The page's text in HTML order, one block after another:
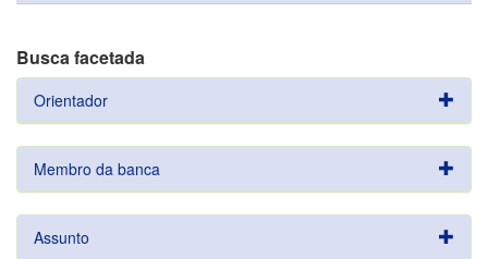
Busca facetada
Orientador
Membro da banca
Assunto